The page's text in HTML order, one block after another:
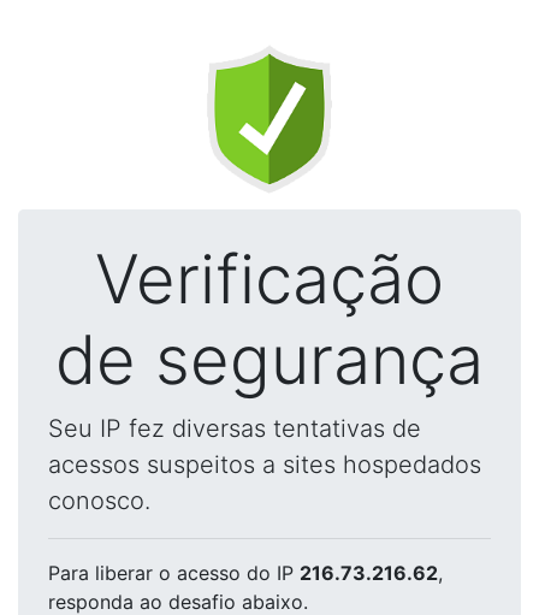
Verificação
de segurança
Seu IP fez diversas tentativas de
acessos suspeitos a sites hospedados
conosco.
Para liberar o acesso do IP 216.73.216.62,
responda ao desafio abaixo.